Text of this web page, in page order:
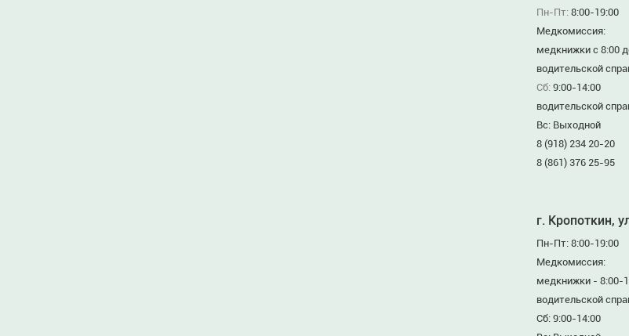
Пн-Пт: 8:00-19:00
Медкомиссия:
медкнижки с 8:00
водительской
Сб: 9:00-14:00
водительской
Вс: Выходной
8 (918) 234 20-20
8 (861) 376 25-95
г. Кропоткин,
Пн-Пт: 8:00-19:00
Медкомиссия:
медкнижки - 8:00-
водительской
Сб: 9:00-14:00